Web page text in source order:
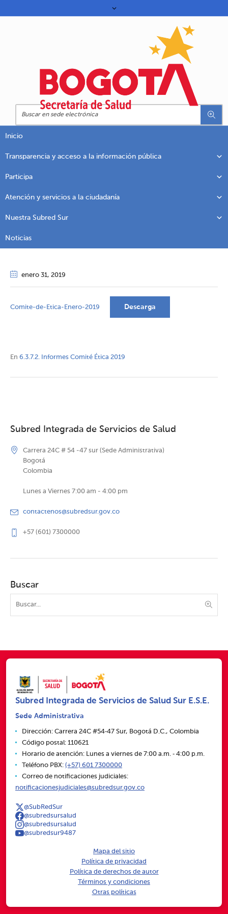
Inicio
Transparencia y acceso a la información pública
Participa
Atención y servicios a la ciudadanía
Nuestra Subred Sur
Noticias
enero 31, 2019
Comite-de-Etica-Enero-2019 Descarga
En 6.3.7.2. Informes Comité Ética 2019
Subred Integrada de Servicios de Salud
Carrera 24C # 54 -47 sur (Sede Administrativa)
Bogotá
Colombia
Lunes a Viernes 7:00 am - 4:00 pm
contactenos@subredsur.gov.co
+57 (601) 7300000
Buscar
Subred Integrada de Servicios de Salud Sur E.S.E.
Sede Administrativa
Dirección: Carrera 24C #54‑47 Sur, Bogotá D.C., Colombia
Código postal: 110621
Horario de atención: Lunes a viernes de 7:00 a.m. ‑ 4:00 p.m.
Teléfono PBX: (+57) 601 7300000
Correo de notificaciones judiciales:
notificacionesjudiciales@subredsur.gov.co
@SubRedSur
@subredsursalud
@subredsursalud
@subredsur9487
Mapa del sitio
Política de privacidad
Política de derechos de autor
Términos y condiciones
Otras políticas